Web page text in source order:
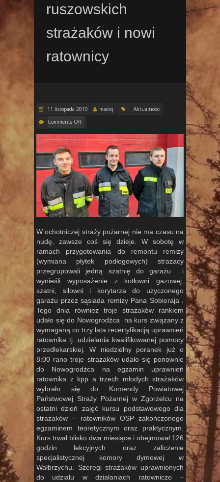
ruszowskich
strażaków i nowi
ratownicy
11 listopada 2019 maciej
Aktualności
Comments Off
W ochotniczej straży pożarnej nie ma czasu na
nudę, zawsze coś się dzieje. W sobotę w
ramach przygotowania do remontu remizy
(wymiana płytek podłogowych) strażacy
przegrupowali jedną szatnię do garażu i
wynieśli wyposażenie z kotłowni gazowej,
szatni, siłowni i korytarza do użyczonego
garażu przez sąsiada remizy Pana Sobieraja .
Tego dnia również troje strażaków rankiem
udało się do Nowogrodźca na kurs związany z
wymaganą co trzy lata recertyfikacją uprawnień
ratownika tj. udzielania kwalifikowanej pomocy
przedlekarskiej. W niedzielny poranek już o
8:00 rano troje strażaków udało się ponownie
do Nowogrodźca na egzamin uprawnień
ratownika z kpp a trzech młodych strażaków
wybrało się do Komendy Powiatowej
Państwowej Straży Pożarnej w Zgorzelcu na
ostatni dzień zajęć kursu podstawowego dla
strażaków – ratowników OSP zakończonego
egzaminem teoretycznym oraz praktycznym.
Kurs trwał blisko dwa miesiące i obejmował 126
godzin lekcyjnych oraz zaliczenie
specjalistycznej komory dymowej w
Wałbrzychu. Szeregi strażaków uprawnionych
do udziału w działaniach ratowniczo –